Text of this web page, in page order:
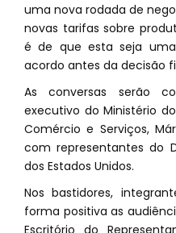
uma nova rodada de
novas tarifas sobre
é de que esta seja
acordo antes da decisão
As conversas serão
executivo do Ministério
Comércio e Serviços,
com representantes do
dos Estados Unidos.
Nos bastidores,
forma positiva as
Escritório do